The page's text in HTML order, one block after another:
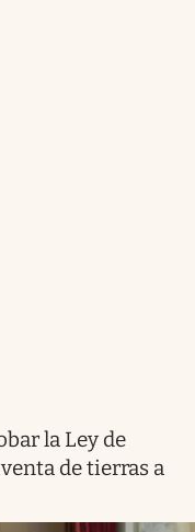
la Ley de
de tierras a